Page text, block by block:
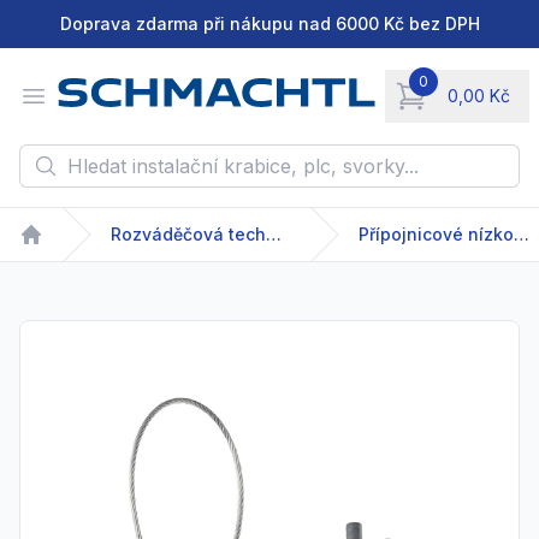
Doprava zdarma při nákupu nad 6000 Kč bez DPH
Open menu
0
0,00 Kč
items in cart,
Hledat instalační krabice, plc, svorky...
Home
Rozváděčová technika Přípojnicové nízkonapětové systémy